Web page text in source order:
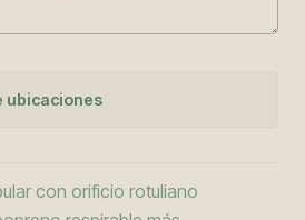
ubicaciones
con orificio rotuliano